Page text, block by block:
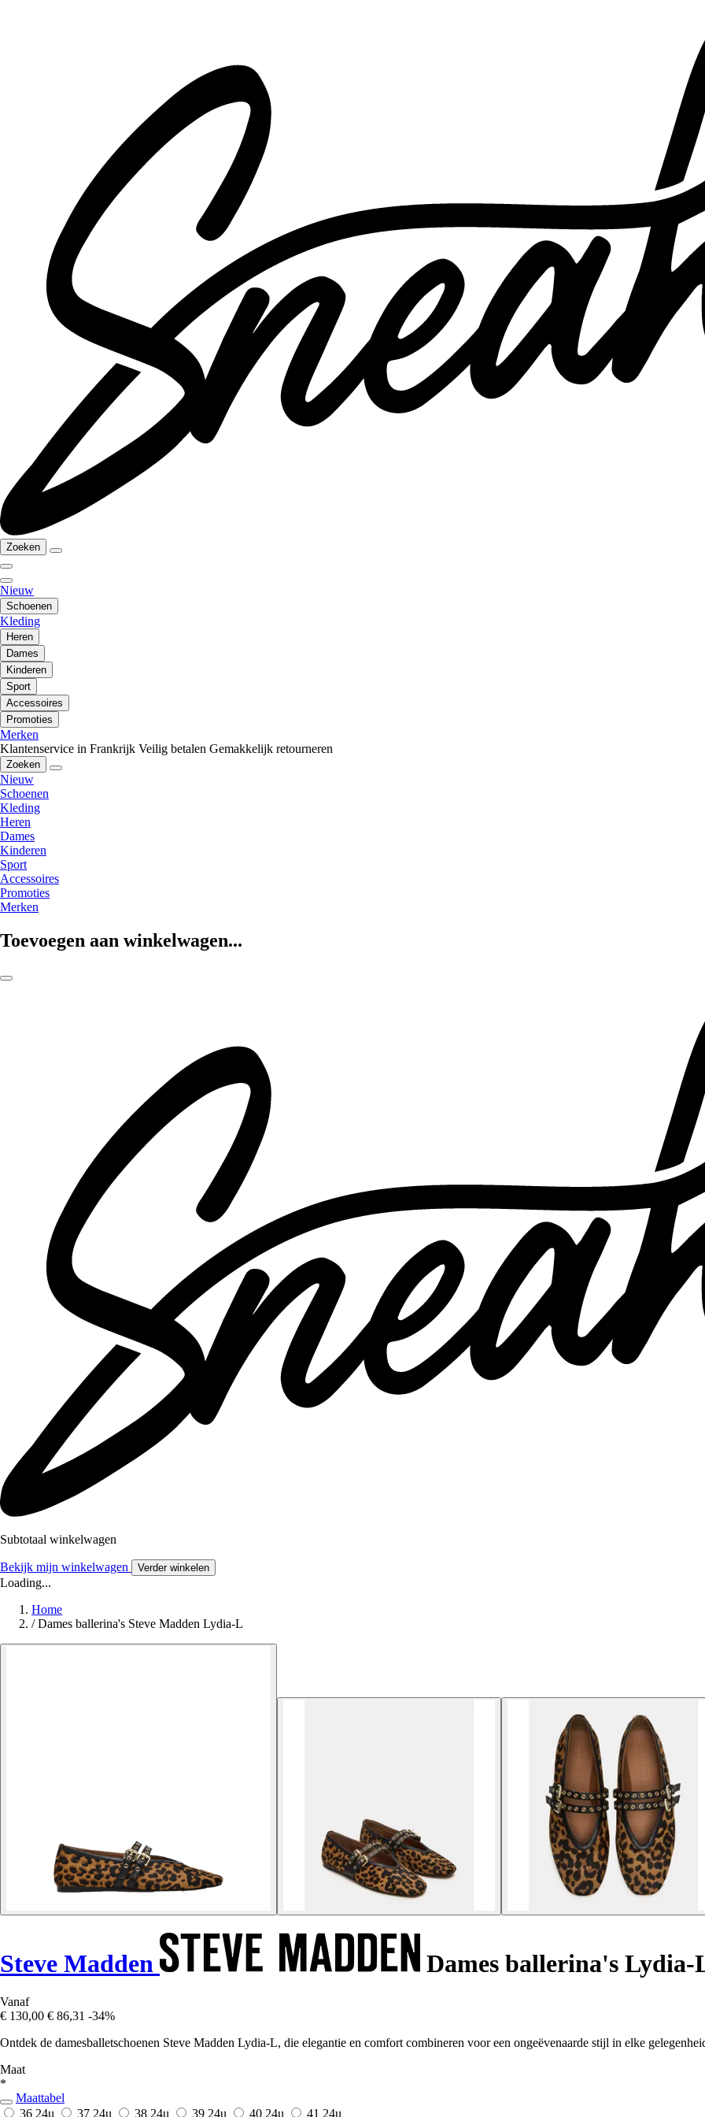
Zoeken
Nieuw
Schoenen
Kleding
Heren
Dames
Kinderen
Sport
Accessoires
Promoties
Merken
Klantenservice in Frankrijk Veilig betalen Gemakkelijk retourneren
Zoeken
Nieuw
Schoenen
Kleding
Heren
Dames
Kinderen
Sport
Accessoires
Promoties
Merken
Toevoegen aan winkelwagen...
Subtotaal winkelwagen
Bekijk mijn winkelwagen Verder winkelen
Loading...
Home
/ Dames ballerina's Steve Madden Lydia-L
Steve Madden Dames ballerina's Lydia-
Vanaf
€ 130,00 € 86,31 -34%
Ontdek de damesballetschoenen Steve Madden Lydia-L, die elegantie en comfort combineren voor een ongeëvenaarde stijl in elke
Maat
*
Maattabel
36 24u 37 24u 38 24u 39 24u 40 24u 41 24u